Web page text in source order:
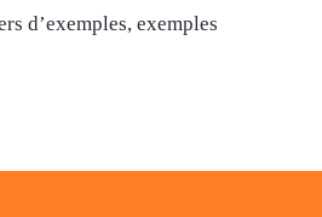
d’exemples, exemples